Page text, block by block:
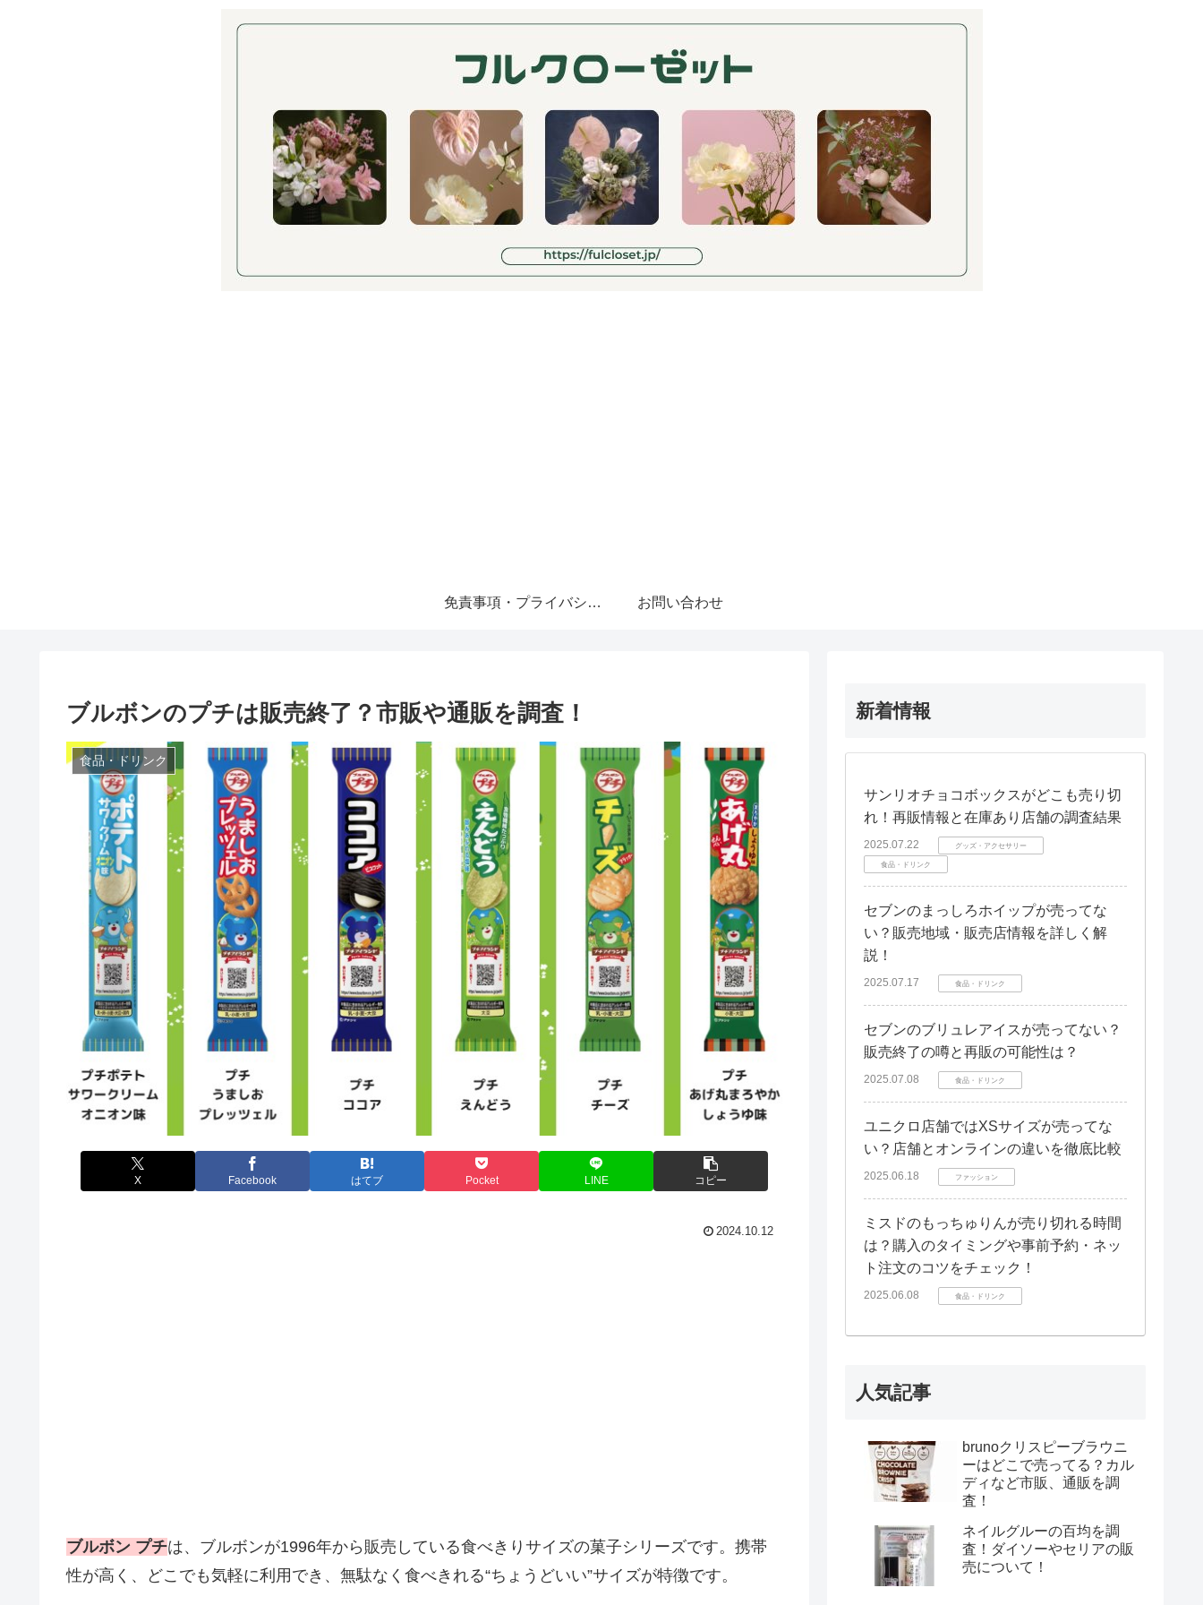
免責事項・プライバシーポリシー お問い合わせ
ブルボンのプチは販売終了？市販や通販を調査！
食品・ドリンク
X Facebook はてブ Pocket LINE コピー
2024.10.12
ブルボン プチは、ブルボンが1996年から販売している食べきりサイズの菓子シリーズです。携帯
性が高く、どこでも気軽に利用でき、無駄なく食べきれる“ちょうどいい”サイズが特徴です。
新着情報
サンリオチョコボックスがどこも売り切
れ！再販情報と在庫あり店舗の調査結果
2025.07.22 グッズ・アクセサリー
食品・ドリンク
セブンのまっしろホイップが売ってな
い？販売地域・販売店情報を詳しく解
説！
2025.07.17 食品・ドリンク
セブンのブリュレアイスが売ってない？
販売終了の噂と再販の可能性は？
2025.07.08 食品・ドリンク
ユニクロ店舗ではXSサイズが売ってな
い？店舗とオンラインの違いを徹底比較
2025.06.18 ファッション
ミスドのもっちゅりんが売り切れる時間
は？購入のタイミングや事前予約・ネッ
ト注文のコツをチェック！
2025.06.08 食品・ドリンク
人気記事
brunoクリスピーブラウニ
ーはどこで売ってる？カル
ディなど市販、通販を調
査！
ネイルグルーの百均を調
査！ダイソーやセリアの販
売について！